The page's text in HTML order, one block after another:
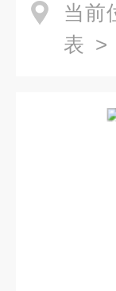
当前
表 >